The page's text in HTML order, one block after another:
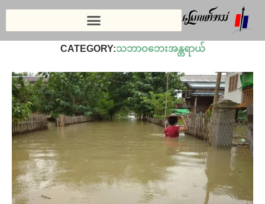
သဘာဝဘေးအန္တရာယ်
CATEGORY:သဘာဝဘေးအန္တရာယ်